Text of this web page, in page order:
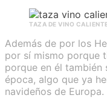
TAZA DE VINO
Además de por los
por sí mismo porque
porque en él
época, algo que ya
navideños de Europa.